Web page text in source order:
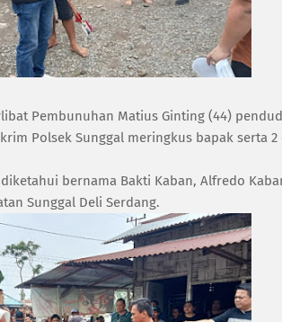
Pembunuhan Matius Ginting (44)
Polsek Sunggal meringkus bapak serta 2
bernama Bakti Kaban, Alfredo
Sunggal Deli Serdang.